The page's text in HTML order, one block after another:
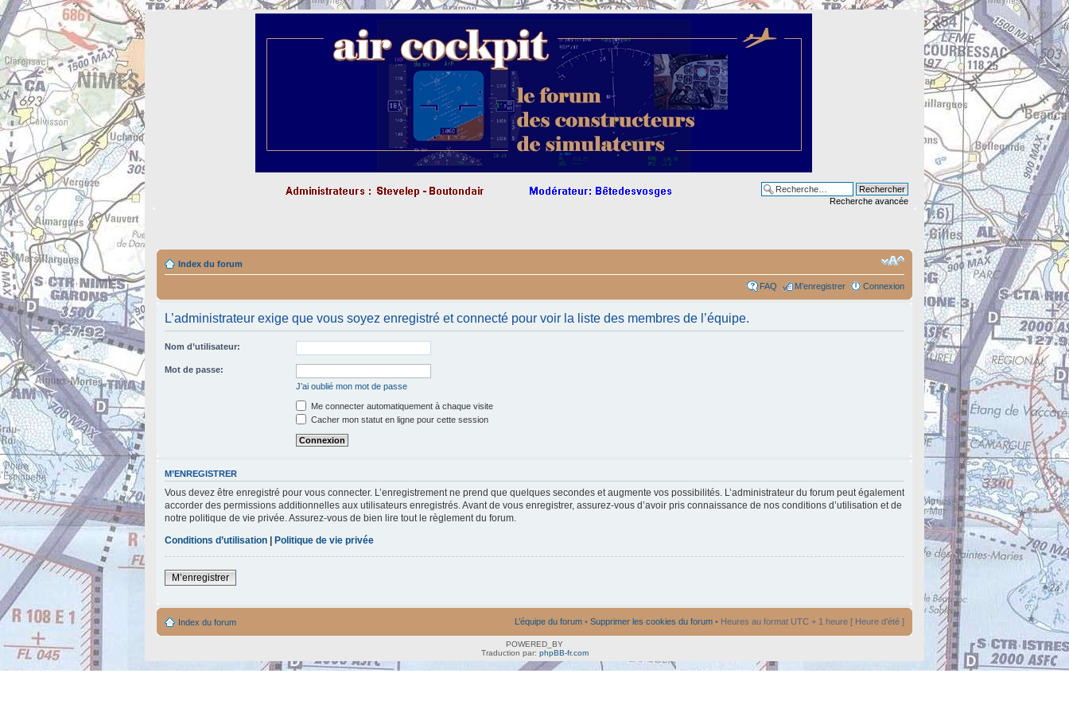
Recherche avancée
Index du forum
FAQ M’enregistrer Connexion
L’administrateur exige que vous soyez enregistré et connecté pour voir la liste des membres de l’équipe.
Nom d’utilisateur:
Mot de passe:
J’ai oublié mon mot de passe
Me connecter automatiquement à chaque visite
Cacher mon statut en ligne pour cette session
M’ENREGISTRER
Vous devez être enregistré pour vous connecter. L’enregistrement ne prend que quelques secondes et augmente vos possibilités. L’administrateur du forum peut également
accorder des permissions additionnelles aux utilisateurs enregistrés. Avant de vous enregistrer, assurez-vous d’avoir pris connaissance de nos conditions d’utilisation et de
notre politique de vie privée. Assurez-vous de bien lire tout le règlement du forum.
Conditions d’utilisation | Politique de vie privée
M’enregistrer
Index du forum L’équipe du forum • Supprimer les cookies du forum • Heures au format UTC + 1 heure [ Heure d’été ]
POWERED_BY
Traduction par: phpBB-fr.com